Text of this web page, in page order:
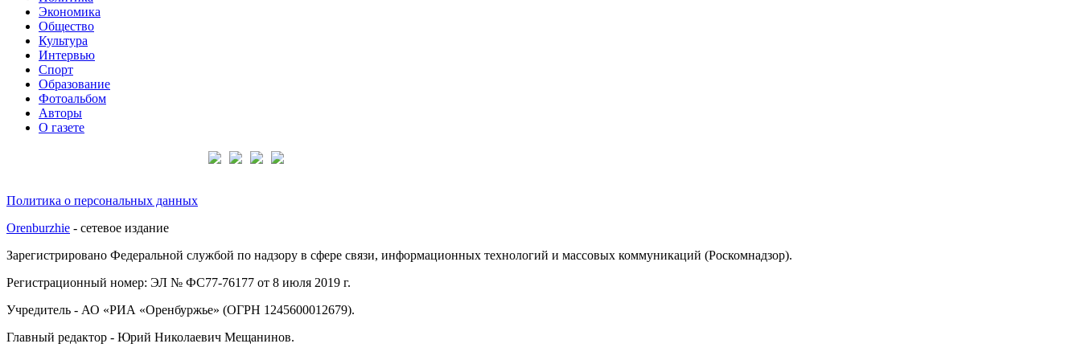
Экономика
Общество
Культура
Интервью
Спорт
Образование
Фотоальбом
Авторы
О газете
Политика о персональных данных
Orenburzhie - сетевое издание
Зарегистрировано Федеральной службой по надзору в сфере связи, информационных технологий и массовых коммуникаций (Роскомнадзор).
Регистрационный номер: ЭЛ № ФС77-76177 от 8 июля 2019 г.
Учредитель - АО «РИА «Оренбуржье» (ОГРН 1245600012679).
Главный редактор - Юрий Николаевич Мещанинов.